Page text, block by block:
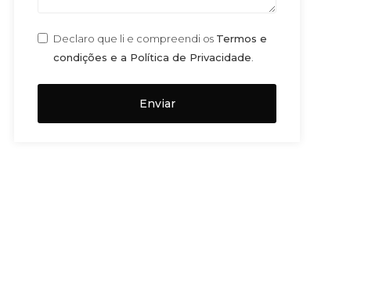
Declaro que li e compreendi os Termos e
condições e a Política de Privacidade
Enviar